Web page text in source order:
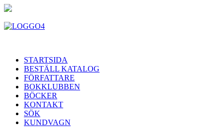
STARTSIDA
BESTÄLL KATALOG
FÖRFATTARE
BOKKLUBBEN
BÖCKER
KONTAKT
SÖK
KUNDVAGN